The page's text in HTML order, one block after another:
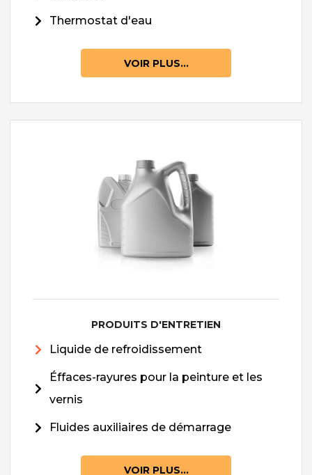
Thermostat d'eau
VOIR PLUS...
PRODUITS D'ENTRETIEN
Liquide de refroidissement
Éffaces-rayures pour la peinture et les
vernis
Fluides auxiliaires de démarrage
VOIR PLUS...